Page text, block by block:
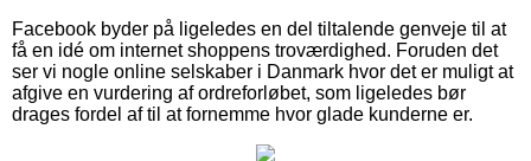
Facebook byder på ligeledes en del tiltalende genveje til at
få en idé om internet shoppens troværdighed. Foruden det
ser vi nogle online selskaber i Danmark hvor det er muligt at
afgive en vurdering af ordreforløbet, som ligeledes bør
drages fordel af til at fornemme hvor glade kunderne er.